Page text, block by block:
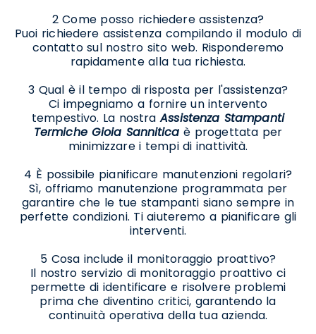
2 Come posso richiedere assistenza?
Puoi richiedere assistenza compilando il modulo di
contatto sul nostro sito web. Risponderemo
rapidamente alla tua richiesta.
3 Qual è il tempo di risposta per l'assistenza?
Ci impegniamo a fornire un intervento
tempestivo. La nostraAssistenza Stampanti
Termiche Gioia Sannitica è progettata per
minimizzare i tempi di inattività.
4 È possibile pianificare manutenzioni regolari?
Sì, offriamo manutenzione programmata per
garantire che le tue stampanti siano sempre in
perfette condizioni. Ti aiuteremo a pianificare gli
interventi.
5 Cosa include il monitoraggio proattivo?
Il nostro servizio di monitoraggio proattivo ci
permette di identificare e risolvere problemi
prima che diventino critici, garantendo la
continuità operativa della tua azienda.